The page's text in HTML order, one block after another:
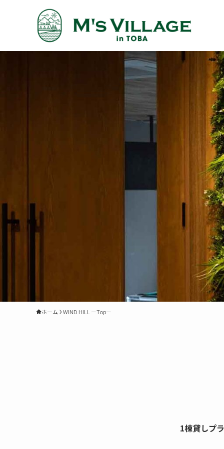
ホーム WIND HILL ーTopー
1棟貸しプ